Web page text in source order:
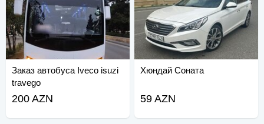
Заказ автобуса Iveco isuzi
travego
200 AZN
Хюндай Соната
59 AZN